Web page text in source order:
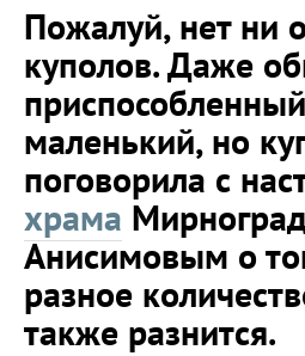
Пожалуй, нет ни
куполов. Даже
маленький, но
поговорила с
храма
Анисимовым о
разное
также разнится.